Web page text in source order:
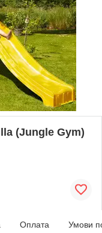
(Jungle Gym)
Оплата Умови